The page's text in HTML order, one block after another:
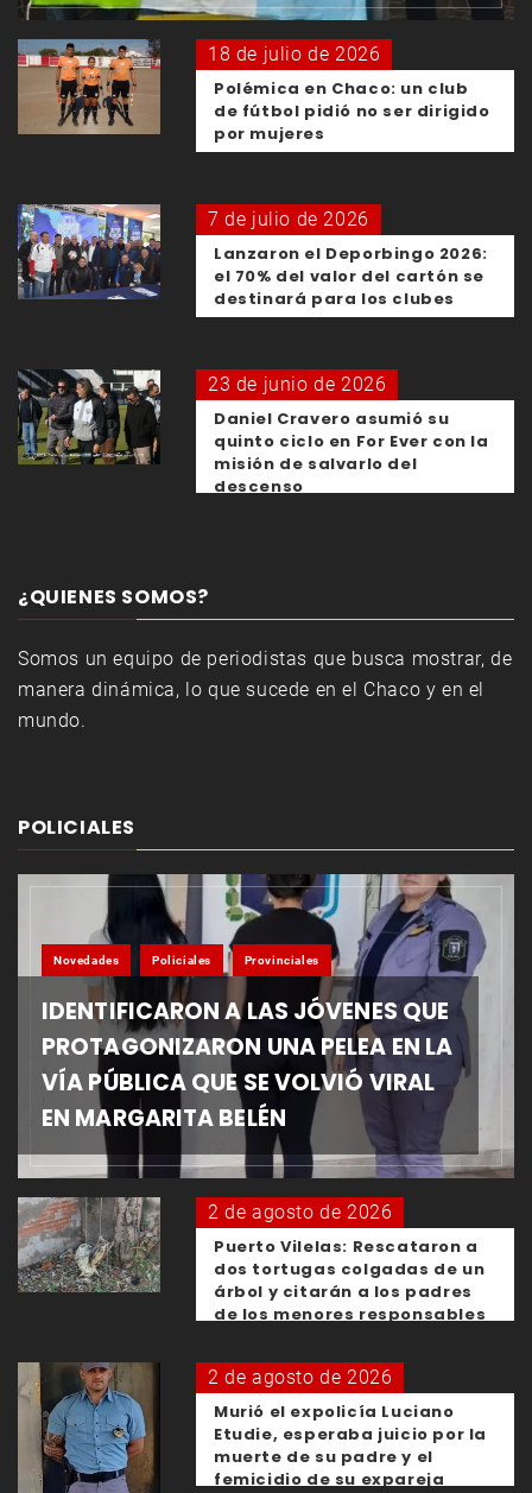
18 de julio de 2026
Polémica en Chaco: un club
de fútbol pidió no ser dirigido
por mujeres
7 de julio de 2026
Lanzaron el Deporbingo 2026:
el 70% del valor del cartón se
destinará para los clubes
23 de junio de 2026
Daniel Cravero asumió su
quinto ciclo en For Ever con la
misión de salvarlo del
descenso
¿QUIENES SOMOS?
Somos un equipo de periodistas que busca mostrar, de
manera dinámica, lo que sucede en el Chaco y en el
mundo.
POLICIALES
Novedades Policiales Provinciales
IDENTIFICARON A LAS JÓVENES QUE
PROTAGONIZARON UNA PELEA EN LA
VÍA PÚBLICA QUE SE VOLVIÓ VIRAL
EN MARGARITA BELÉN
2 de agosto de 2026
Puerto Vilelas: Rescataron a
dos tortugas colgadas de un
árbol y citarán a los padres
de los menores responsables
2 de agosto de 2026
Murió el expolicía Luciano
Etudie, esperaba juicio por la
muerte de su padre y el
femicidio de su expareja